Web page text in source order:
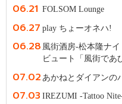
06.21 FOLSOM Lounge
06.27 play ちょーオネハ!
06.28 風街酒房-松本隆ナ
ビュート「風街であ
07.02 あかねとダイアンの
07.03 IREZUMI -Tattoo